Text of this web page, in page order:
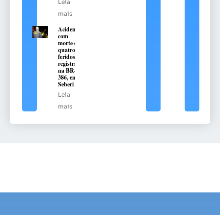
Leia
mais
Acidente
com
morte e
quatro
feridos é
registrado
na BR-
386, em
Seberi
Leia
mais